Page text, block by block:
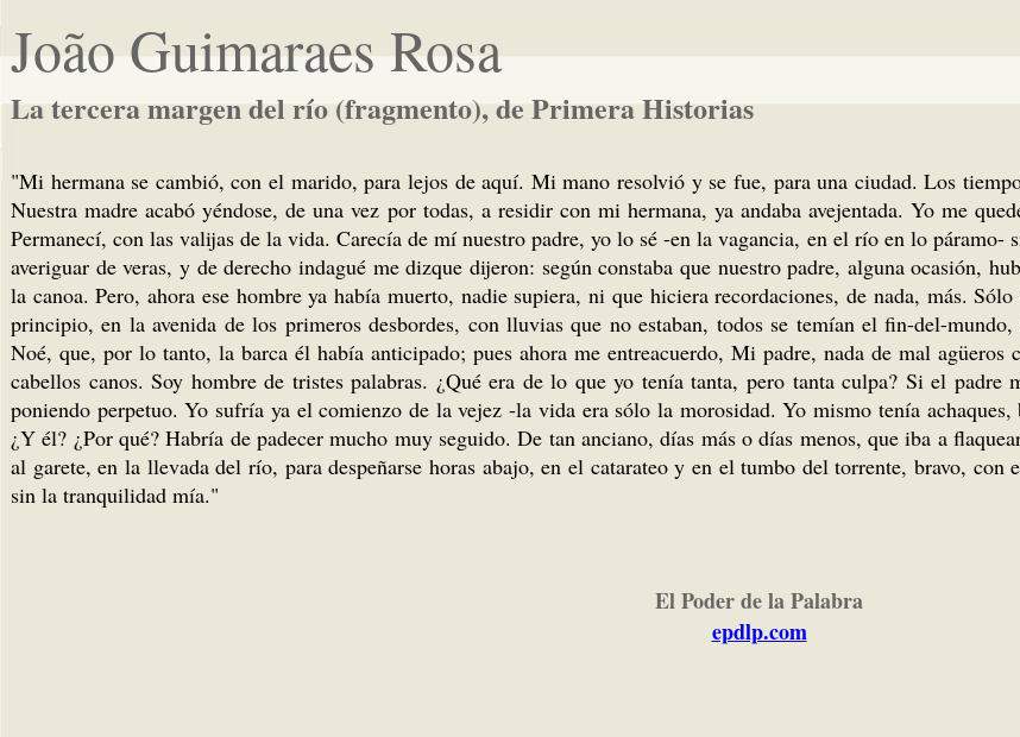
João Guimaraes Rosa
La tercera margen del río (fragmento), de Primera Historias
"Mi hermana se cambió, con el marido, para lejos de aquí. Mi mano resolvió y se fue, para una ciudad. Los
Nuestra madre acabó yéndose, de una vez por todas, a residir con mi hermana, ya andaba avejentada. Yo me
Permanecí, con las valijas de la vida. Carecía de mí nuestro padre, yo lo sé -en la vagancia, en el río en lo páramo-
averiguar de veras, y de derecho indagué me dizque dijeron: según constaba que nuestro padre, alguna ocasión,
la canoa. Pero, ahora ese hombre ya había muerto, nadie supiera, ni que hiciera recordaciones, de nada, más.
principio, en la avenida de los primeros desbordes, con lluvias que no estaban, todos se temían el fin-del-
Noé, que, por lo tanto, la barca él había anticipado; pues ahora me entreacuerdo, Mi padre, nada de mal
cabellos canos. Soy hombre de tristes palabras. ¿Qué era de lo que yo tenía tanta, pero tanta culpa? Si el
poniendo perpetuo. Yo sufría ya el comienzo de la vejez -la vida era sólo la morosidad. Yo mismo tenía achaques,
¿Y él? ¿Por qué? Habría de padecer mucho muy seguido. De tan anciano, días más o días menos, que iba a
al garete, en la llevada del río, para despeñarse horas abajo, en el catarateo y en el tumbo del torrente, bravo,
sin la tranquilidad mía."
El Poder de la Palabra
epdlp.com